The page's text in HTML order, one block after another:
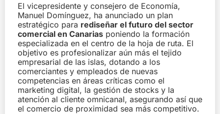
El vicepresidente y consejero de Economía,
Manuel Domínguez, ha anunciado un plan
estratégico para rediseñar el futuro del sector
comercial en Canarias poniendo la formación
especializada en el centro de la hoja de ruta. El
objetivo es profesionalizar aún más el tejido
empresarial de las islas, dotando a los
comerciantes y empleados de nuevas
competencias en áreas críticas como el
marketing digital, la gestión de stocks y la
atención al cliente omnicanal, asegurando así que
el comercio de proximidad sea más competitivo.